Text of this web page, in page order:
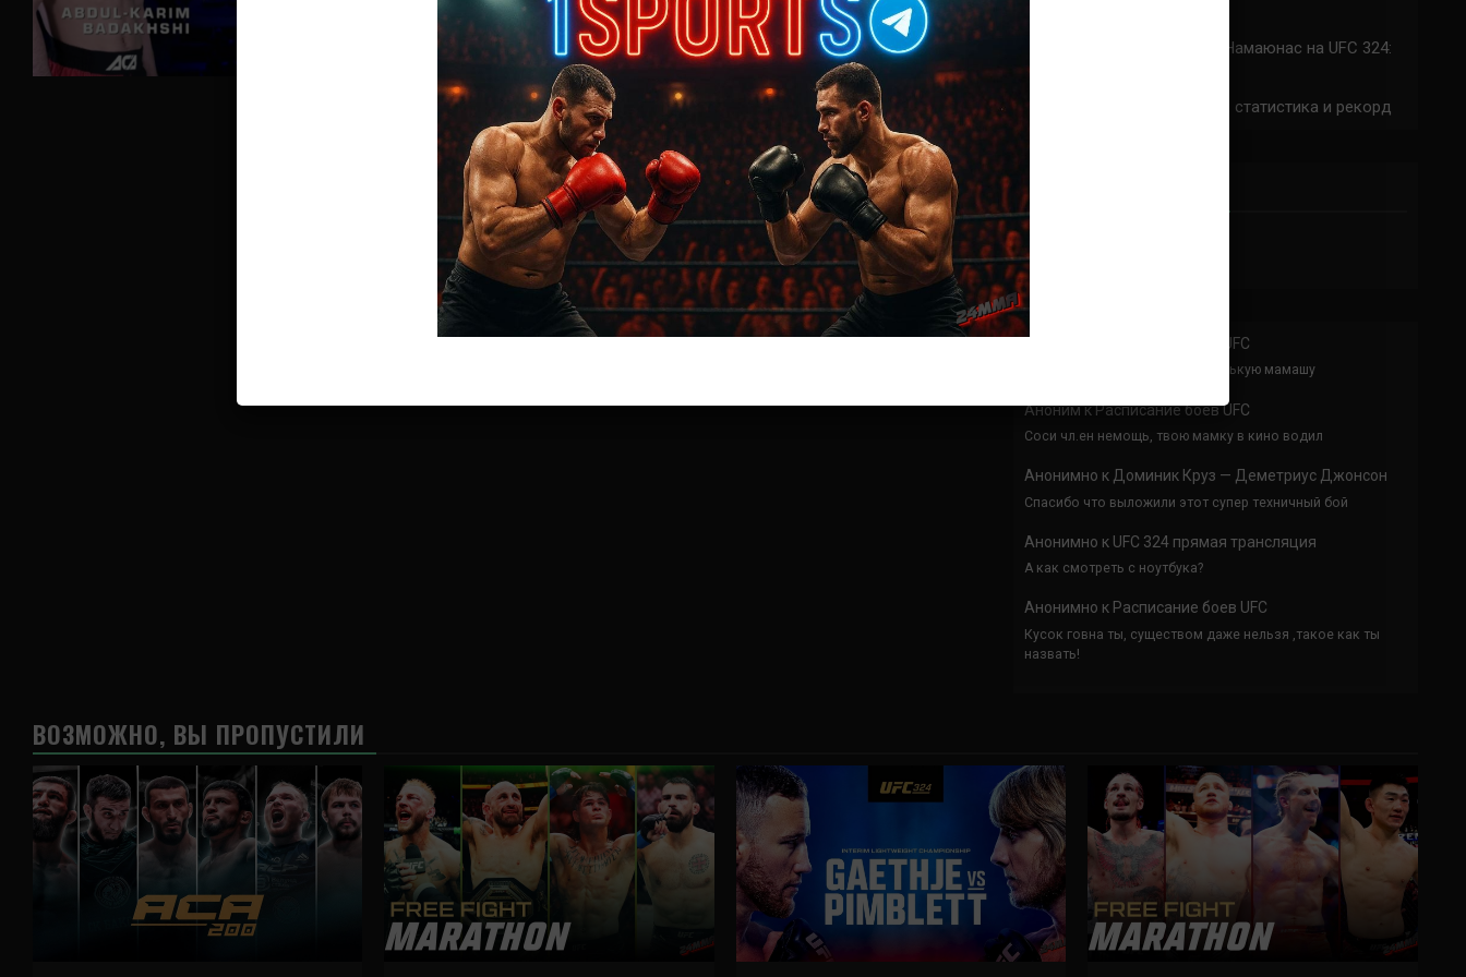
Прогноз на бой Сильва — Намаюнас на UFC 324:
коэффициенты
Арнольд Аллен на UFC 324: статистика и рекорд
ПРИСОЕДИНЯЙСЯ
Расписание боев UFC
По буквам Я ебал твою толстенькую мамашу
АнонимкРасписание боев UFC
Соси чл.ен немощь, твою мамку в кино водил
Анонимно к Доминик Круз — Деметриус Джонсон
Спасибо что выложили этот супер техничный бой
Анонимно к UFC 324 прямая трансляция
А как смотреть с ноутбука?
Анонимно к Расписание боев UFC
Кусок говна ты, существом даже нельзя ,такое как ты
назвать!
ВОЗМОЖНО, ВЫ ПРОПУСТИЛИ